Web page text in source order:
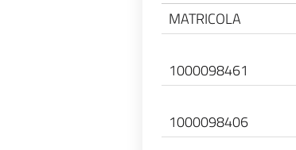
MATRICOLA
1000098461
1000098406